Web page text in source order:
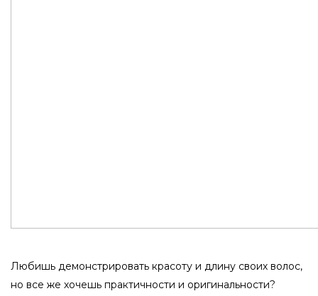
Любишь демонстрировать красоту и длину своих волос,
но все же хочешь практичности и оригинальности?